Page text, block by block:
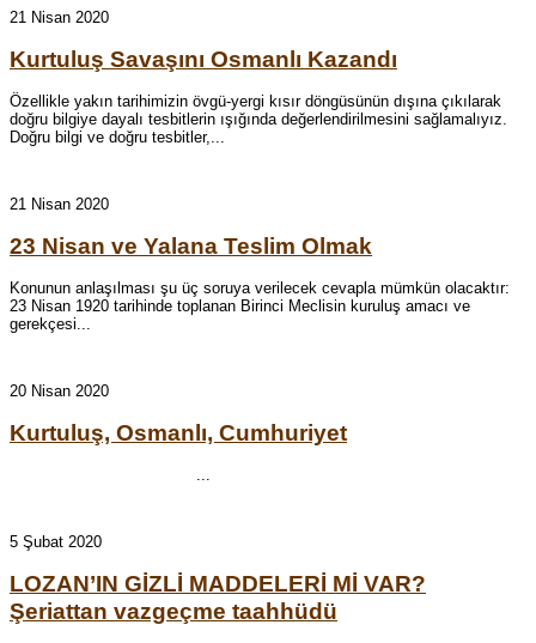
21 Nisan 2020
Kurtuluş Savaşını Osmanlı Kazandı
Özellikle yakın tarihimizin övgü-yergi kısır döngüsünün dışına çıkılarak
doğru bilgiye dayalı tesbitlerin ışığında ‎değerlendirilmesini sağlamalıyız.
Doğru bilgi ve doğru tesbitler,...
21 Nisan 2020
23 Nisan ve Yalana Teslim Olmak
Konunun anlaşılması şu üç soruya verilecek cevapla mümkün olacaktır:
23 Nisan 1920 tarihinde toplanan Birinci Meclisin kuruluş amacı ve
gerekçesi...
20 Nisan 2020
Kurtuluş, Osmanlı, Cumhuriyet
...
5 Şubat 2020
LOZAN’IN GİZLİ MADDELERİ Mİ VAR?
Şeriattan vazgeçme taahhüdü